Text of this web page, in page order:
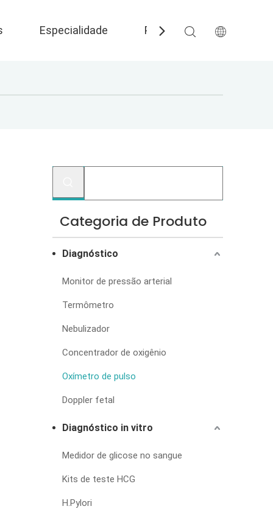
Especialidade Perguntas frequentes
Categoria de Produto
Diagnóstico
Monitor de pressão arterial
Termômetro
Nebulizador
Concentrador de oxigênio
Oxímetro de pulso
Doppler fetal
Diagnóstico in vitro
Medidor de glicose no sangue
Kits de teste HCG
H.Pylori